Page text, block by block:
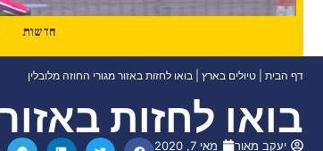
חדשות
דף הבית טיולים בארץ בואו לחזות באזור מגורי החוזה מלובלין
בואו לחזות
יעקב מאור מאי 7, 2020